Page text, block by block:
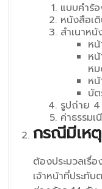
แบบคำร้
หนังสือเ
สำเนาห
ห
ห
ห
หน้
บั
รูปถ่าย
ค่าธรรม
กรณีมีเห
ต้องประมวลเรื่
เจ้าหน้าที่ประทั